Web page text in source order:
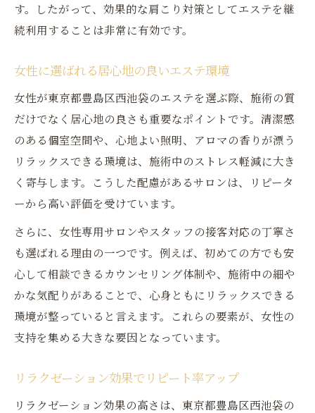
す。したがって、効果的な肩こり対策としてエステを継
続利用することは非常に有効です。
女性に選ばれる居心地の良いエステ環境
女性が東京都豊島区西池袋のエステを選ぶ際、施術の質
だけでなく居心地の良さも重要なポイントです。清潔感
のある個室空間や、心地よい照明、アロマの香りが漂う
リラックスできる環境は、施術中のストレス軽減に大き
く寄与します。こうした配慮があるサロンは、リピータ
ーから高い評価を受けています。
さらに、女性専用サロンやスタッフの接客対応の丁寧さ
も選ばれる理由の一つです。例えば、初めての方でも安
心して相談できるカウンセリング体制や、施術中の細や
かな気配りがあることで、心身ともにリラックスできる
環境が整っていると言えます。これらの要素が、女性の
支持を集める大きな要因となっています。
リラクゼーション効果でリピート率アップ
リラクゼーション効果の高さは、東京都豊島区西池袋の